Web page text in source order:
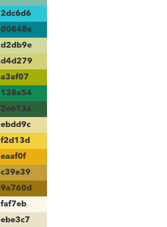
2dc6d6
00848e
d2db9e
d4d279
a3af07
138a54
2e613a
ebdd9c
f2d13d
eaaf0f
c39e39
9a760d
faf7eb
ebe3c7